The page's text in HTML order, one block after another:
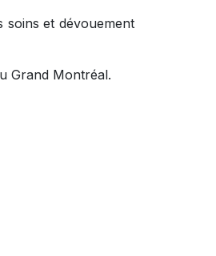
soins et dévouement
Grand Montréal.